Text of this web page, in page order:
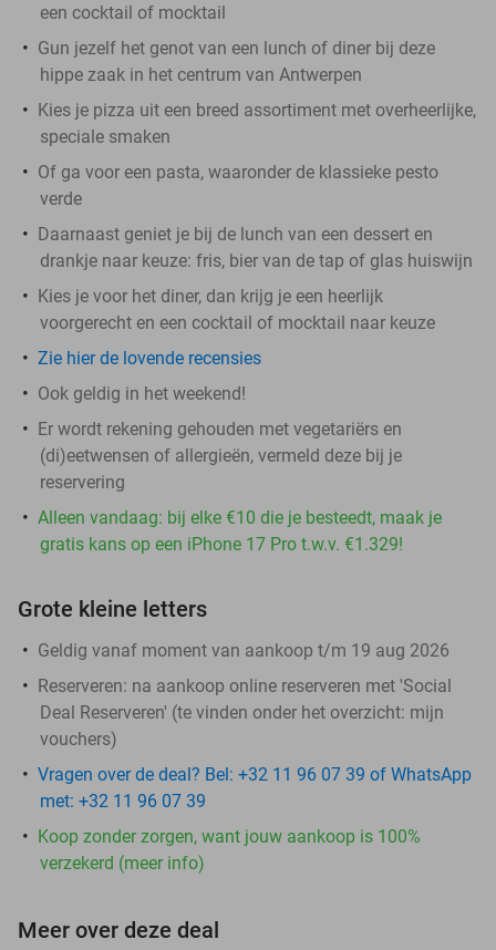
een cocktail of mocktail
Gun jezelf het genot van een lunch of diner bij deze
hippe zaak in het centrum van Antwerpen
Kies je pizza uit een breed assortiment met overheerlijke,
speciale smaken
Of ga voor een pasta, waaronder de klassieke pesto
verde
Daarnaast geniet je bij de lunch van een dessert en
drankje naar keuze: fris, bier van de tap of glas huiswijn
Kies je voor het diner, dan krijg je een heerlijk
voorgerecht en een cocktail of mocktail naar keuze
Zie hier de lovende recensies
Ook geldig in het weekend!
Er wordt rekening gehouden met vegetariërs en
(di)eetwensen of allergieën, vermeld deze bij je
reservering
Alleen vandaag: bij elke €10 die je besteedt, maak je
gratis kans op een iPhone 17 Pro t.w.v. €1.329!
Grote kleine letters
Geldig vanaf moment van aankoop t/m 19 aug 2026
Reserveren: na aankoop online reserveren met 'Social
Deal Reserveren' (te vinden onder het overzicht: mijn
vouchers)
Vragen over de deal? Bel: +32 11 96 07 39 of WhatsApp
met: +32 11 96 07 39
Koop zonder zorgen, want jouw aankoop is 100%
verzekerd (meer info)
Meer over deze deal